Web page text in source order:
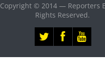
Copyright © 2014 — Reporters
Rights Reserved.